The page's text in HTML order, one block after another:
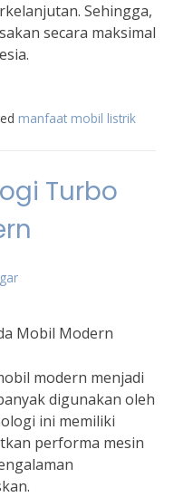
Sehingga,
secara maksimal
manfaat mobil listrik
Turbo
Mobil Modern
modern menjadi
digunakan oleh
ini memiliki
performa mesin